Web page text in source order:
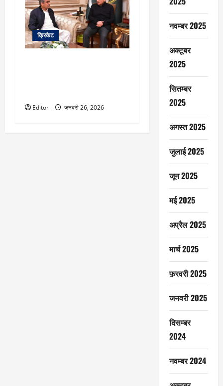
क्रिकेट
Editor जनवरी 26, 2026
नवम्बर 2025
अक्टूबर
2025
सितम्बर
2025
अगस्त 2025
जुलाई 2025
जून 2025
मई 2025
अप्रैल 2025
मार्च 2025
फ़रवरी 2025
जनवरी 2025
दिसम्बर
2024
नवम्बर 2024